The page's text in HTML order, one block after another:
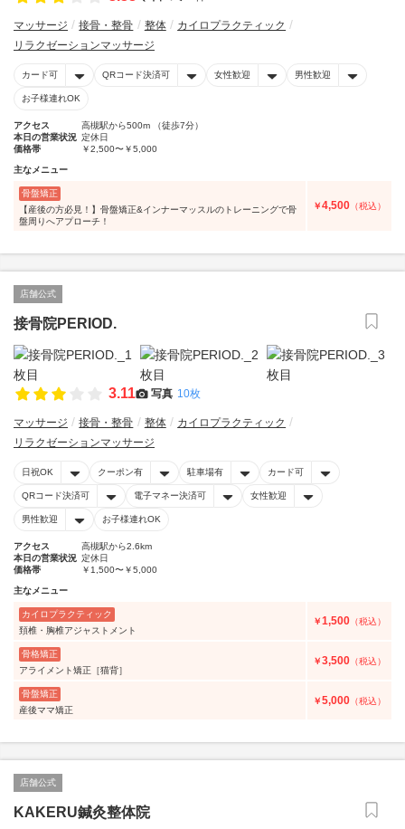
マッサージ 接骨・整骨 整体
カイロプラクティック
リラクゼーションマッサージ
カード可 QRコード決済可 女性歓迎 男性歓迎
お子様連れOK
アクセス
高槻駅から500m （徒歩7分）
本日の営業状況 定休日
価格帯
￥2,500〜￥5,000
主なメニュー
骨盤矯正
【産後の方必見！】骨盤矯正&インナーマッスルのトレーニングで骨
盤周りへアプローチ！
￥4,500 （税込）
店舗公式
接骨院PERIOD.
3.11 写真 10枚
マッサージ 接骨・整骨 整体
カイロプラクティック
リラクゼーションマッサージ
日祝OK クーポン有 駐車場有 カード可
QRコード決済可 電子マネー決済可 女性歓迎
男性歓迎 お子様連れOK
アクセス
高槻駅から2.6km
本日の営業状況 定休日
価格帯
￥1,500〜￥5,000
主なメニュー
カイロプラクティック
頚椎・胸椎アジャストメント
￥1,500 （税込）
骨格矯正
アライメント矯正［猫背］
￥3,500 （税込）
骨盤矯正
産後ママ矯正
￥5,000 （税込）
店舗公式
KAKERU鍼灸整体院